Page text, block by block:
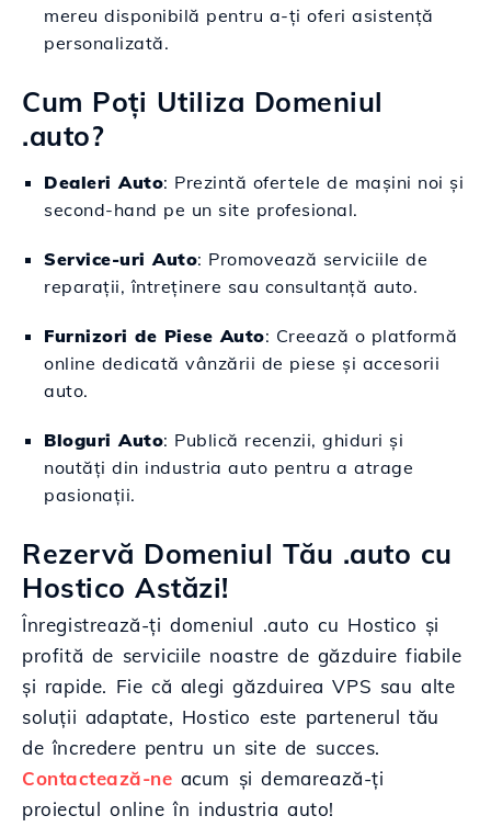
mereu disponibilă pentru a-ți oferi asistență
personalizată.
Cum Poți Utiliza Domeniul
.auto?
Dealeri Auto: Prezintă ofertele de mașini noi și
second-hand pe un site profesional.
Service-uri Auto: Promovează serviciile de
reparații, întreținere sau consultanță auto.
Furnizori de Piese Auto: Creează o platformă
online dedicată vânzării de piese și accesorii
auto.
Bloguri Auto: Publică recenzii, ghiduri și
noutăți din industria auto pentru a atrage
pasionații.
Rezervă Domeniul Tău .auto cu
Hostico Astăzi!
Înregistrează-ți domeniul .auto cu Hostico și
profită de serviciile noastre de găzduire fiabile
și rapide. Fie că alegi găzduirea VPS sau alte
soluții adaptate, Hostico este partenerul tău
de încredere pentru un site de succes.
Contactează-ne acum și demarează-ți
proiectul online în industria auto!